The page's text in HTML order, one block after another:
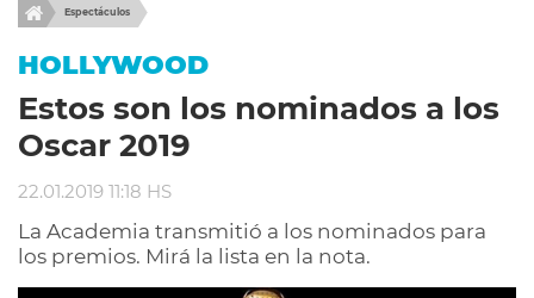
Espectáculos
HOLLYWOOD
Estos son los nominados a los
Oscar 2019
22.01.2019 11:18 HS
La Academia transmitió a los nominados para
los premios. Mirá la lista en la nota.